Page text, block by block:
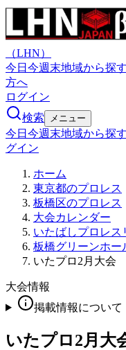
（LHN）
今日 今週末地域から探す
方へ
ログイン
検索
メニュー
今日 今週末地域から探す
グイン
ホーム
東京都のプロレス
板橋区のプロレス
大会カレンダー
いたばしプロレス
板橋グリーンホー
いたプロ2月大会
大会情報
掲載情報について
いたプロ2月大